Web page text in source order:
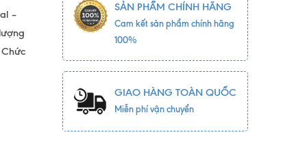
–
SẢN PHẨM CHÍNH HÃNG
Cam kết sản phẩm chính hãng
100%
GIAO HÀNG TOÀN QUỐC
Miễn phí vận chuyển